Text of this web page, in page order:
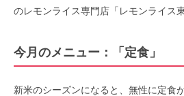
のレモンライス専門店「レモンライス
今月のメニュー：「定食」
新米のシーズンになると、無性に定食